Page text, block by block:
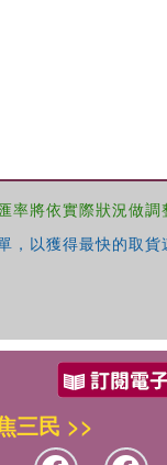
將依實際狀況做調
以獲得最快的取貨
三民 >>